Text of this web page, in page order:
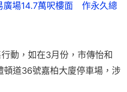
廣場14.7萬呎樓面 作永久總
動，如在3月份，市傳怡和
頓道36號嘉柏大廈停車場，涉